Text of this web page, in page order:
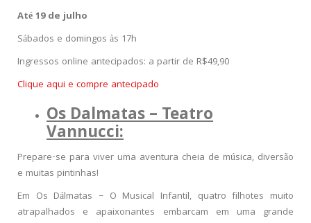
Até 19 de julho
Sábados e domingos às 17h
Ingressos online antecipados: a partir de R$49,90
Clique aqui e compre antecipado
Os Dalmatas – Teatro
Vannucci:
Prepare-se para viver uma aventura cheia de música, diversão
e muitas pintinhas!
Em Os Dálmatas – O Musical Infantil, quatro filhotes muito
atrapalhados e apaixonantes embarcam em uma grande